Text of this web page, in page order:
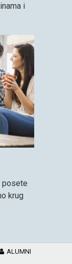
i
posete
krug
ALUMNI